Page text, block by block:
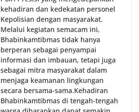
kehadiran dan kedekatan personel
Kepolisian dengan masyarakat.
Melalui kegiatan semacam ini,
Bhabinkamtibmas tidak hanya
berperan sebagai penyampai
informasi dan imbauan, tetapi juga
sebagai mitra masyarakat dalam
menjaga keamanan lingkungan
secara bersama-sama.‎‎Kehadiran
Bhabinkamtibmas di tengah-tengah